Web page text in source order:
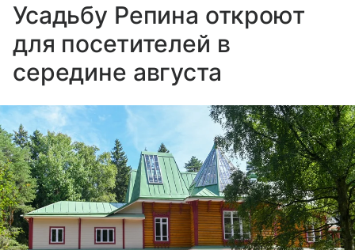
Усадьбу Репина откроют
для посетителей в
середине августа